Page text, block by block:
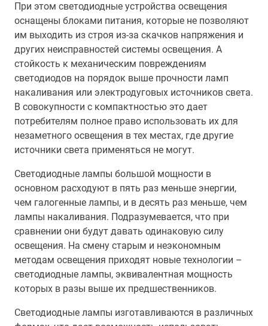
При этом светодиодные устройства освещения
оснащены блоками питания, которые не позволяют
им выходить из строя из-за скачков напряжения и
других неисправностей системы освещения. А
стойкость к механическим повреждениям
светодиодов на порядок выше прочности ламп
накаливания или электродуговых источников света.
В совокупности с компактностью это дает
потребителям полное право использовать их для
незаметного освещения в тех местах, где другие
источники света применяться не могут.
Светодиодные лампы большой мощности в
основном расходуют в пять раз меньше энергии,
чем галогенные лампы, и в десять раз меньше, чем
лампы накаливания. Подразумевается, что при
сравнении они будут давать одинаковую силу
освещения. На смену старым и неэкономным
методам освещения приходят новые технологии –
светодиодные лампы, эквивалентная мощность
которых в разы выше их предшественников.
Светодиодные лампы изготавливаются в различных